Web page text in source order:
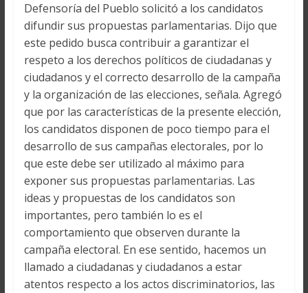
Defensoría del Pueblo solicitó a los candidatos
difundir sus propuestas parlamentarias. Dijo que
este pedido busca contribuir a garantizar el
respeto a los derechos políticos de ciudadanas y
ciudadanos y el correcto desarrollo de la campaña
y la organización de las elecciones, señala. Agregó
que por las características de la presente elección,
los candidatos disponen de poco tiempo para el
desarrollo de sus campañas electorales, por lo
que este debe ser utilizado al máximo para
exponer sus propuestas parlamentarias. Las
ideas y propuestas de los candidatos son
importantes, pero también lo es el
comportamiento que observen durante la
campaña electoral. En ese sentido, hacemos un
llamado a ciudadanas y ciudadanos a estar
atentos respecto a los actos discriminatorios, las